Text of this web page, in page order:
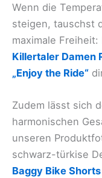
Wenn die
steigen, tauschst
maximale
Killertaler Damen
„Enjoy the Ride“
Zudem lässt sich
harmonischen
unseren
schwarz-türkise
Baggy Bike Shorts